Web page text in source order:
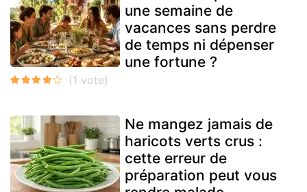
une semaine de
vacances sans perdre
de temps ni dépenser
une fortune ?
Ne mangez jamais de
haricots verts crus :
cette erreur de
préparation peut vous